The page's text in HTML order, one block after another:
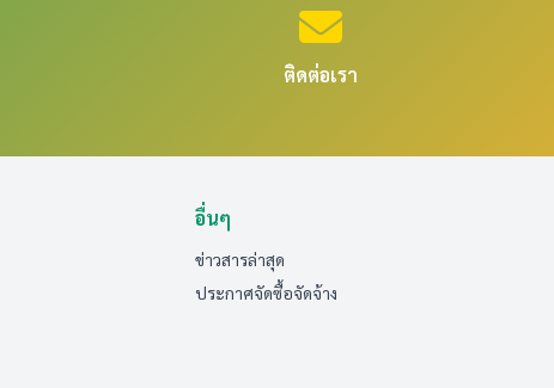
ติดต่อเรา
อื่นๆ
ข่าวสารล่าสุด
ประกาศจัดซื้อจัดจ้าง